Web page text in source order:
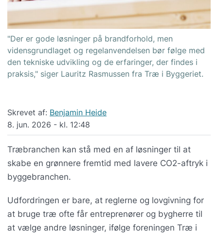
"Der er gode løsninger på brandforhold, men
vidensgrundlaget og regelanvendelsen bør følge med
den tekniske udvikling og de erfaringer, der findes i
praksis," siger Lauritz Rasmussen fra Træ i Byggeriet.
Skrevet af: Benjamin Heide
8. jun. 2026 - kl. 12:48
Træbranchen kan stå med en af løsninger til at
skabe en grønnere fremtid med lavere CO2-aftryk i
byggebranchen.
Udfordringen er bare, at reglerne og lovgivning for
at bruge træ ofte får entreprenører og bygherre til
at vælge andre løsninger, ifølge foreningen Træ i